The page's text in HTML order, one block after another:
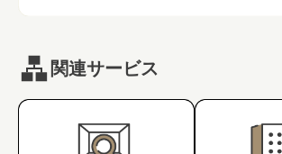
関連サービス